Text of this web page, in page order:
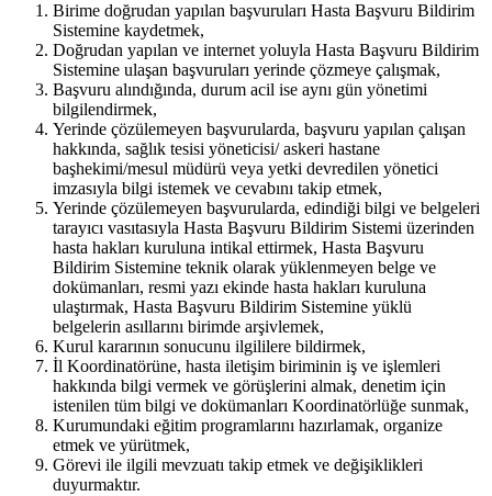
Birime doğrudan yapılan başvuruları Hasta Başvuru Bildirim
Sistemine kaydetmek,
Doğrudan yapılan ve internet yoluyla Hasta Başvuru Bildirim
Sistemine ulaşan başvuruları yerinde çözmeye çalışmak,
Başvuru alındığında, durum acil ise aynı gün yönetimi
bilgilendirmek,
Yerinde çözülemeyen başvurularda, başvuru yapılan çalışan
hakkında, sağlık tesisi yöneticisi/ askeri hastane
başhekimi/mesul müdürü veya yetki devredilen yönetici
imzasıyla bilgi istemek ve cevabını takip etmek,
Yerinde çözülemeyen başvurularda, edindiği bilgi ve belgeleri
tarayıcı vasıtasıyla Hasta Başvuru Bildirim Sistemi üzerinden
hasta hakları kuruluna intikal ettirmek, Hasta Başvuru
Bildirim Sistemine teknik olarak yüklenmeyen belge ve
dokümanları, resmi yazı ekinde hasta hakları kuruluna
ulaştırmak, Hasta Başvuru Bildirim Sistemine yüklü
belgelerin asıllarını birimde arşivlemek,
Kurul kararının sonucunu ilgililere bildirmek,
İl Koordinatörüne, hasta iletişim biriminin iş ve işlemleri
hakkında bilgi vermek ve görüşlerini almak, denetim için
istenilen tüm bilgi ve dokümanları Koordinatörlüğe sunmak,
Kurumundaki eğitim programlarını hazırlamak, organize
etmek ve yürütmek,
Görevi ile ilgili mevzuatı takip etmek ve değişiklikleri
duyurmaktır.